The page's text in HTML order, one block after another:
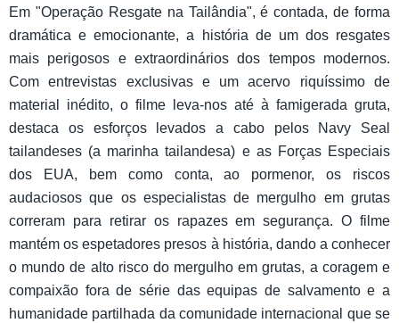
Em "Operação Resgate na Tailândia", é contada, de forma
dramática e emocionante, a história de um dos resgates
mais perigosos e extraordinários dos tempos modernos.
Com entrevistas exclusivas e um acervo riquíssimo de
material inédito, o filme leva-nos até à famigerada gruta,
destaca os esforços levados a cabo pelos Navy Seal
tailandeses (a marinha tailandesa) e as Forças Especiais
dos EUA, bem como conta, ao pormenor, os riscos
audaciosos que os especialistas de mergulho em grutas
correram para retirar os rapazes em segurança. O filme
mantém os espetadores presos à história, dando a conhecer
o mundo de alto risco do mergulho em grutas, a coragem e
compaixão fora de série das equipas de salvamento e a
humanidade partilhada da comunidade internacional que se